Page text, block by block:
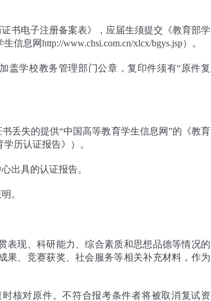
书电子注册备案表》，应届生须提交《教育部学
息网http://www.chsi.com.cn/xlcx/bgys.jsp）。
盖学校教务管理部门公章，复印件须有“原件复
丢失的提供“中国高等教育学生信息网”的《教育
历认证报告》）。
出具的认证报告。
。
表现、科研能力、综合素质和思想品德等情况的
果、竞赛获奖、社会服务等相关补充材料，作为
核对原件。不符合报考条件者将被取消复试资